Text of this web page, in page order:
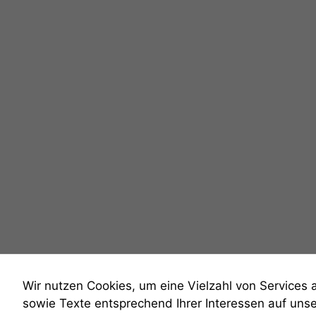
Wir nutzen Cookies, um eine Vielzahl von
sowie Texte entsprechend Ihrer Interessen auf